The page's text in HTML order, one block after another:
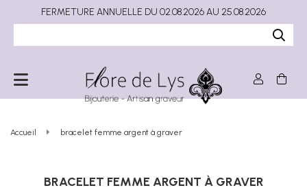
Accueil bracelet femme argent à graver
BRACELET FEMME ARGENT À GRAVER
FERMETURE ANNUELLE DU 02.08.2026 AU 25.08.2026